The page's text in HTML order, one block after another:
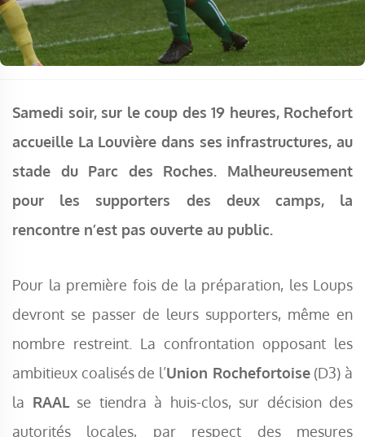
Samedi soir, sur le coup des 19 heures, Rochefort
accueille La Louvière dans ses infrastructures, au
stade du Parc des Roches. Malheureusement
pour les supporters des deux camps, la
rencontre n’est pas ouverte au public.
Pour la première fois de la préparation, les Loups
devront se passer de leurs supporters, même en
nombre restreint. La confrontation opposant les
ambitieux coalisés de l’Union Rochefortoise(D3) à
la RAALse tiendra à huis-clos, sur décision des
autorités locales, par respect des mesures